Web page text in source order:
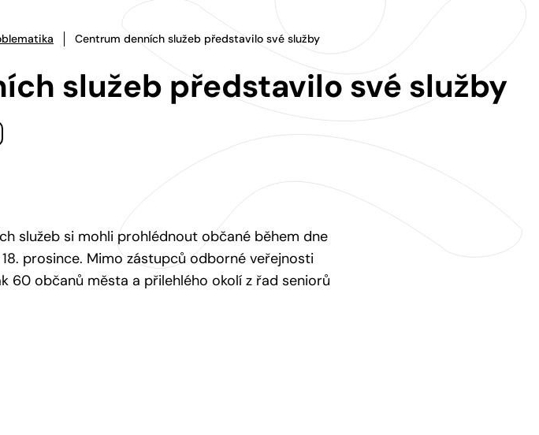
Centrum denních služeb představilo své služby
služeb představilo své služby
služeb si mohli prohlédnout občané během dne
prosince. Mimo zástupců odborné veřejnosti
60 občanů města a přilehlého okolí z řad seniorů